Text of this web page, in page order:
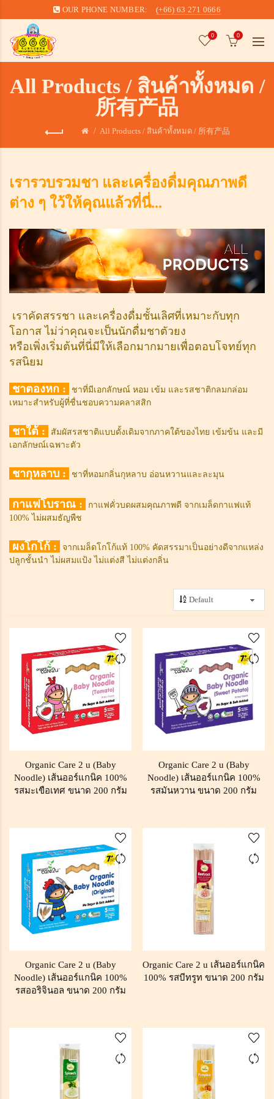
OUR PHONE NUMBER: (+66) 63 271 0666
0 0
All Products / สินค้าทั้งหมด /
所有产品
All Products / สินค้าทั้งหมด / 所有产品
เรารวบรวมชา และเครื่องดื่มคุณภาพดี
ต่าง ๆ ใว้ให้คุณแล้วที่นี่...
เราคัดสรรชา และเครื่องดื่มชั้นเลิศที่เหมาะกับทุก
โอกาส ไม่ว่าคุณจะเป็นนักดื่มชาตัวยง
หรือเพิ่งเริ่มต้นที่นี่มีให้เลือกมากมายเพื่อตอบโจทย์ทุก
รสนิยม
ชาตองหก :
ชาที่มีเอกลักษณ์ หอม เข้ม และรสชาติกลมกล่อม
เหมาะสำหรับผู้ที่ชื่นชอบความคลาสสิก
ชาใต้ :
สัมผัสรสชาติแบบดั้งเดิมจากภาคใต้ของไทย เข้มข้น และมี
เอกลักษณ์เฉพาะตัว
ชากุหลาบ : ชาที่หอมกลิ่นกุหลาบ อ่อนหวานและละมุน
กาแฟโบราณ :
กาแฟคั่วบดผสมคุณภาพดี จากเมล็ดกาแฟแท้
100% ไม่ผสมธัญพืช
ผงโกโก้ : จากเมล็ดโกโก้แท้ 100% คัดสรรมาเป็นอย่างดีจากแหล่ง
ปลูกชั้นนำ ไม่ผสมแป้ง ไม่แต่งสี ไม่แต่งกลิ่น
Organic Care 2 u (Baby
Noodle) เส้นออร์แกนิค 100%
รสมะเขือเทศ ขนาด 200 กรัม
Organic Care 2 u (Baby
Noodle) เส้นออร์แกนิค 100%
รสมันหวาน ขนาด 200 กรัม
Organic Care 2 u (Baby
Noodle) เส้นออร์แกนิค 100%
รสออริจินอล ขนาด 200 กรัม
Organic Care 2 u เส้นออร์แกนิค
100% รสบีทรูท ขนาด 200 กรัม